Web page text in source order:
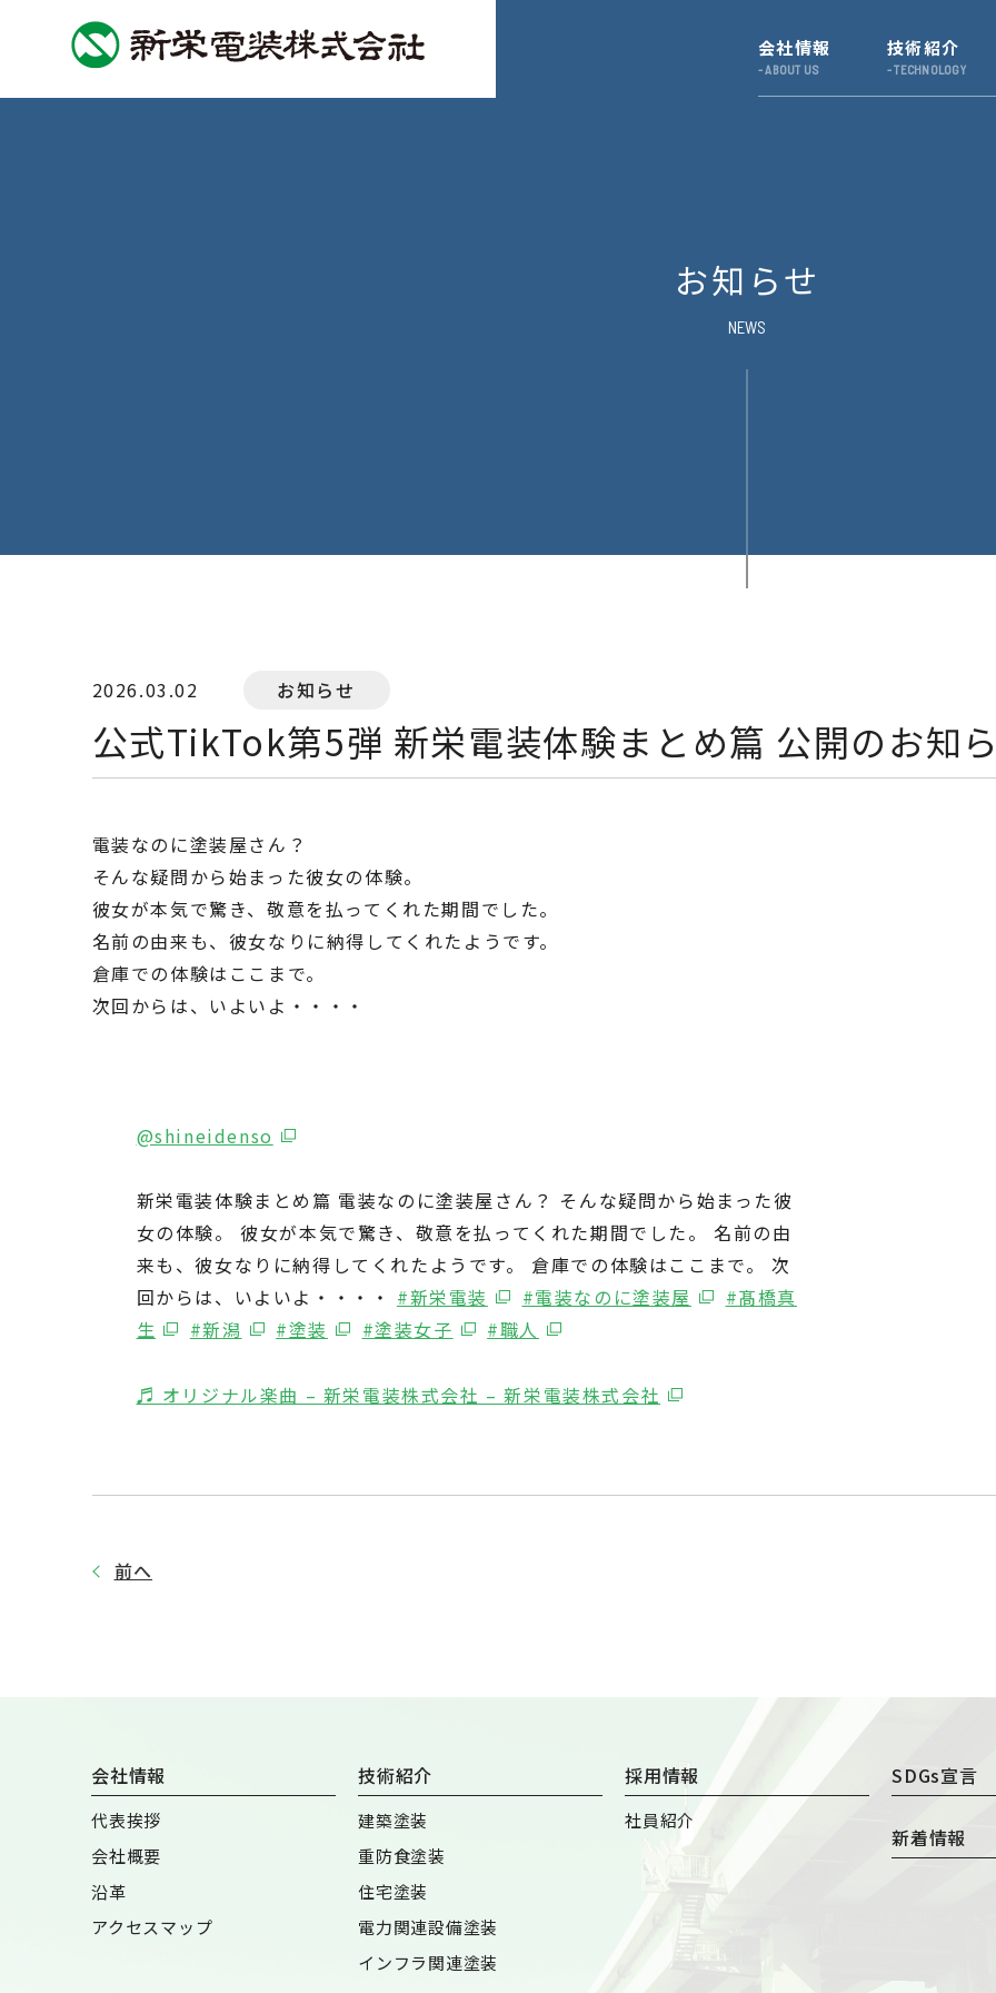
会社情報 技術紹介
お知らせ
NEWS
2026.03.02 お知らせ
公式TikTok第5弾 新栄電装体験まとめ篇 公開のお知
電装なのに塗装屋さん？
そんな疑問から始まった彼女の体験。
彼女が本気で驚き、敬意を払ってくれた期間でした。
名前の由来も、彼女なりに納得してくれたようです。
倉庫での体験はここまで。
次回からは、いよいよ・・・・
@shineidenso
新栄電装体験まとめ篇 電装なのに塗装屋さん？ そんな疑問から始まった彼
女の体験。 彼女が本気で驚き、敬意を払ってくれた期間でした。 名前の由
来も、彼女なりに納得してくれたようです。 倉庫での体験はここまで。 次
回からは、いよいよ・・・・ #新栄電装 #電装なのに塗装屋
#髙橋真
生
#新潟 #塗装 #塗装女子 #職人
♬ オリジナル楽曲 – 新栄電装株式会社 – 新栄電装株式会社
前へ
会社情報
代表挨拶
会社概要
沿革
アクセスマップ
技術紹介
建築塗装
重防食塗装
住宅塗装
電力関連設備塗装
インフラ関連塗装
採用情報
社員紹介
SDGs宣言
新着情報